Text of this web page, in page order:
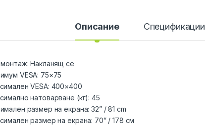
Описание Спецификации
монтаж: Накланящ се
VESA: 75×75
VESA: 400×400
натоварване (кг): 45
размер на екрана: 32” / 81 cm
размер на екрана: 70” / 178 см